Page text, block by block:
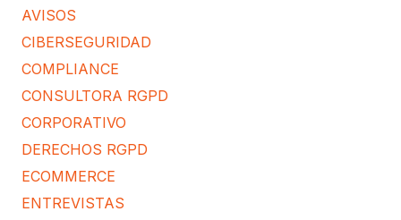
AVISOS
CIBERSEGURIDAD
COMPLIANCE
CONSULTORA RGPD
CORPORATIVO
DERECHOS RGPD
ECOMMERCE
ENTREVISTAS